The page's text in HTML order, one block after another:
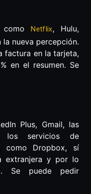
comoNetflix, Hulu,
nueva percepción.
factura en la tarjeta,
en el resumen. Se
Plus, Gmail, las
los servicios de
como Dropbox, sí
extranjera y por lo
Se puede pedir